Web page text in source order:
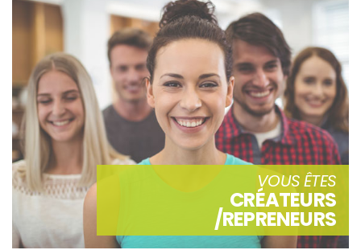
VOUS ÊTES
CRÉATEURS
/REPRENEURS